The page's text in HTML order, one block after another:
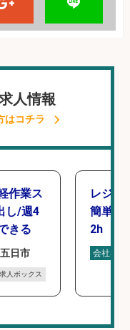
人情報
はコチラ
作業ス
し/週4
きる
日市
人ボックス
レジカ
簡単レ
2h
会社名